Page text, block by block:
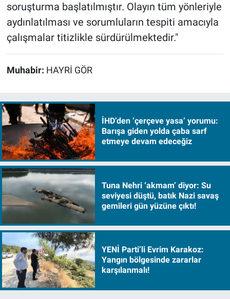
soruşturma başlatılmıştır. Olayın tüm yönleriyle
aydınlatılması ve sorumluların tespiti amacıyla
çalışmalar titizlikle sürdürülmektedir."
Muhabir: HAYRİ GÖR
İHD’den ‘çerçeve yasa’ yorumu:
Barışa giden yolda çaba sarf
etmeye devam edeceğiz
Tuna Nehri ‘akmam’ diyor: Su
seviyesi düştü, batık Nazi savaş
gemileri gün yüzüne çıktı!
YENİ Parti’li Evrim Karakoz:
Yangın bölgesinde zararlar
karşılanmalı!